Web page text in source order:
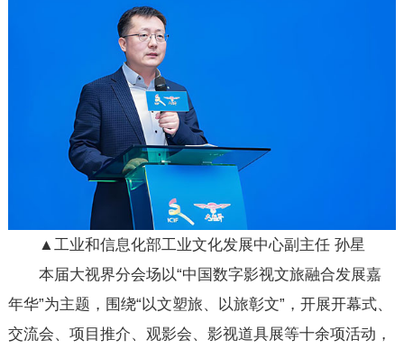
▲工业和信息化部工业文化发展中心副主任 孙星
本届大视界分会场以“中国数字影视文旅融合发展嘉
年华”为主题，围绕“以文塑旅、以旅彰文”，开展开幕式、
交流会、项目推介、观影会、影视道具展等十余项活动，